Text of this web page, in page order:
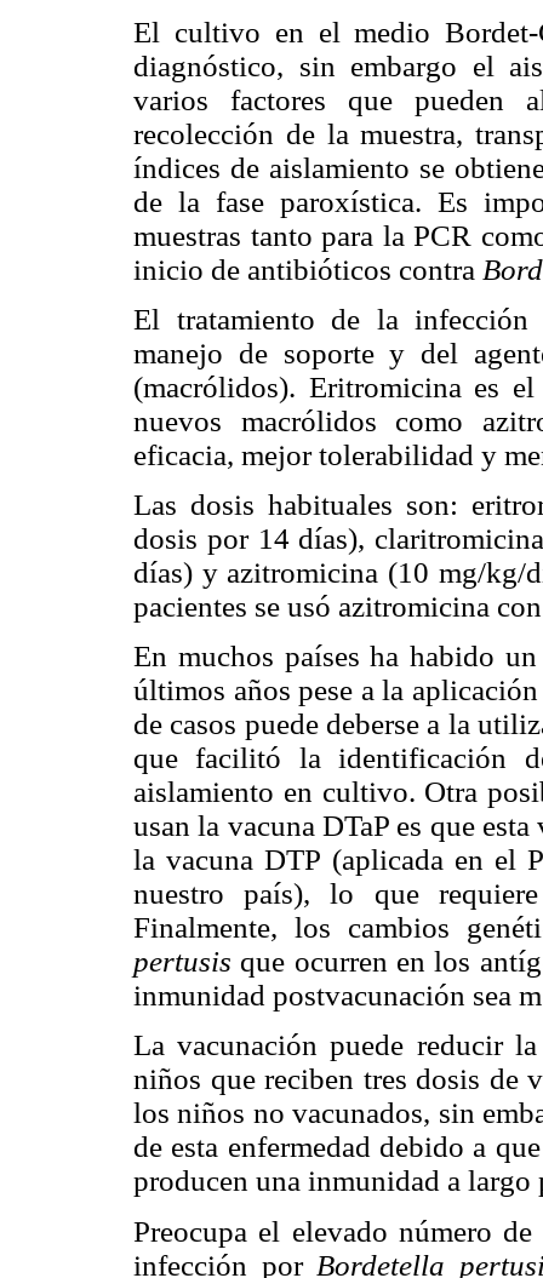
El cultivo en el medio
diagnóstico, sin embargo el
varios factores que pueden
recolección de la muestra,
índices de aislamiento se
de la fase paroxística. Es
muestras tanto para la PCR
inicio de antibióticos contra
El tratamiento de la
manejo de soporte y del
(macrólidos). Eritromicina es
nuevos macrólidos como
eficacia, mejor tolerabilidad y
Las dosis habituales son:
dosis por 14 días),
días) y azitromicina (10 mg/kg/
pacientes se usó azitromicina
En muchos países ha habido
últimos años pese a la
de casos puede deberse a la
que facilitó la identificación
aislamiento en cultivo. Otra
usan la vacuna DTaP es que
la vacuna DTP (aplicada en el
nuestro país), lo que
Finalmente, los cambios
pertusis que ocurren en los
inmunidad postvacunación sea
La vacunación puede reducir
niños que reciben tres dosis de
los niños no vacunados, sin
de esta enfermedad debido a
producen una inmunidad a largo
Preocupa el elevado número
infección por Bordetella